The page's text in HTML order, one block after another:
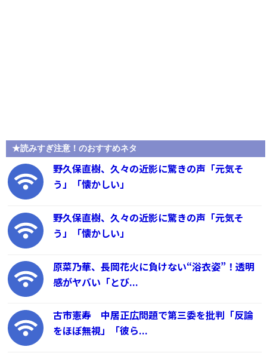
★読みすぎ注意！のおすすめネタ
野久保直樹、久々の近影に驚きの声「元気そ
う」「懐かしい」
野久保直樹、久々の近影に驚きの声「元気そ
う」「懐かしい」
原菜乃華、長岡花火に負けない“浴衣姿”！透明
感がヤバい「とび...
古市憲寿 中居正広問題で第三委を批判「反論
をほぼ無視」「彼ら...